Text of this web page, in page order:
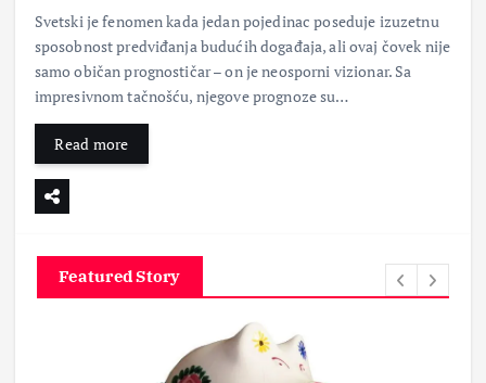
Svetski je fenomen kada jedan pojedinac poseduje izuzetnu
sposobnost predviđanja budućih događaja, ali ovaj čovek nije
samo običan prognostičar – on je neosporni vizionar. Sa
impresivnom tačnošću, njegove prognoze su…
Read more
Featured Story